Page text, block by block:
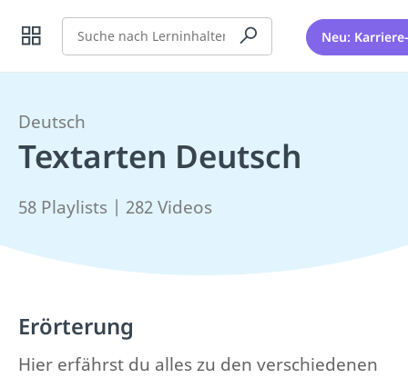
Suche Neu:
Deutsch
Textarten Deutsch
58 Playlists | 282 Videos
Erörterung
Hier erfährst du alles zu den verschiedenen